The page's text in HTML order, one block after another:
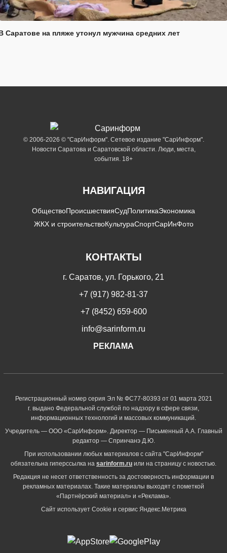
Саратове на пляже утонул мужчина средних лет
© 2006-2026 © "СарИнформ". Сетевое издание "СарИнформ".
Новости Саратова и Саратовской области. Люди, места,
события. 18+
НАВИГАЦИЯ
ОбществоПроисшествияСудПолитикаЭкономика
ЖКХ и строительствоКультураСпортСарИнФото
КОНТАКТЫ
г. Саратов, ул. Горького, 21
+7 (917) 982-81-37
+7 (8452) 659-600
info@sarinform.ru
РЕКЛАМА
Регистрационный номер серия Эл № ФС77-80393 от 01 марта 2021
г. выдано Федеральной службой по надзору в сфере связи,
информационных технологий и массовых коммуникаций.
Учредитель — ООО «СарИнформ». Директор — Письменный А.А. Главный
редактор — Спринчанэ Д.Ю.
При использовании любых материалов с сайта "СарИнформ"
обязательна гиперссылка на sarinform.ru или на страницу с новостью.
Редакция не несет ответственность за достоверность информации в
рекламных материалах. Такие материалы выходят с пометкой
«Партнёрский материал» и «Реклама».
Сайт использует Cookie и сервиc Яндекс.Метрика